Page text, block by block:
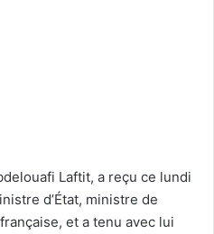
Laftit, a reçu ce lundi
d’État, ministre de
et a tenu avec lui